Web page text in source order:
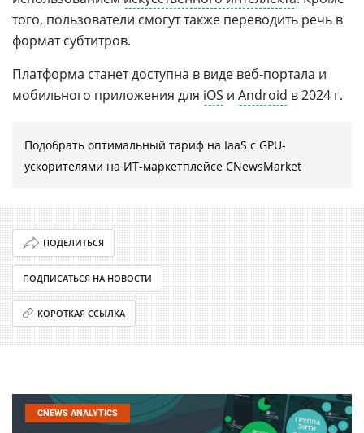
того, пользователи смогут также переводить речь в
формат субтитров.
Платформа станет доступна в виде веб-портала и
мобильного приложения для iOS и Android в 2024 г.
Подобрать оптимальный тариф на IaaS с GPU-
ускорителями на ИТ-маркетплейсе CNewsMarket
ПОДЕЛИТЬСЯ
ПОДПИСАТЬСЯ НА НОВОСТИ
КОРОТКАЯ ССЫЛКА
CNEWS ANALYTICS